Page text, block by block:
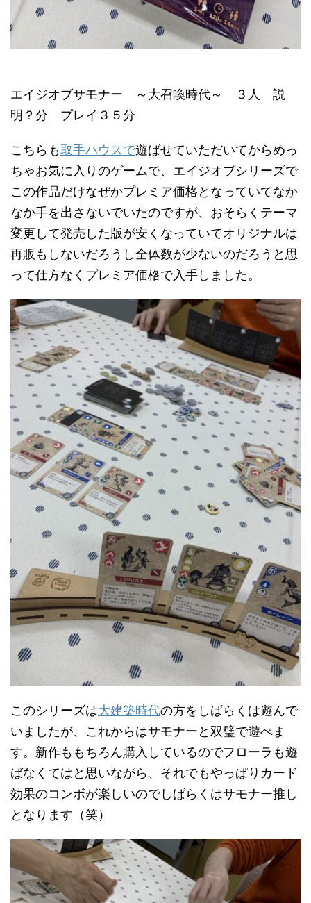
エイジオブサモナー ～大召喚時代～ ３人 説
明？分 プレイ３５分
こちらも取手ハウスで遊ばせていただいてからめっ
ちゃお気に入りのゲームで、エイジオブシリーズで
この作品だけなぜかプレミア価格となっていてなか
なか手を出さないでいたのですが、おそらくテーマ
変更して発売した版が安くなっていてオリジナルは
再販もしないだろうし全体数が少ないのだろうと思
って仕方なくプレミア価格で入手しました。
このシリーズは大建築時代の方をしばらくは遊んで
いましたが、これからはサモナーと双璧で遊べま
す。新作ももちろん購入しているのでフローラも遊
ばなくてはと思いながら、それでもやっぱりカード
効果のコンボが楽しいのでしばらくはサモナー推し
となります（笑）